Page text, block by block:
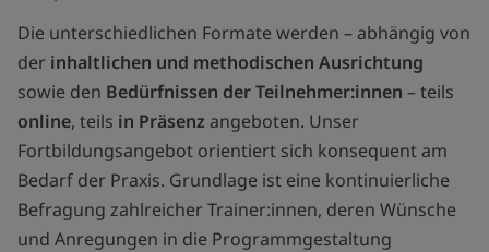
Die unterschiedlichen Formate werden – abhängig von
der inhaltlichen und methodischen Ausrichtung
sowie den Bedürfnissen der Teilnehmer:innen – teils
online, teils in Präsenz angeboten. Unser
Fortbildungsangebot orientiert sich konsequent am
Bedarf der Praxis. Grundlage ist eine kontinuierliche
Befragung zahlreicher Trainer:innen, deren Wünsche
und Anregungen in die Programmgestaltung